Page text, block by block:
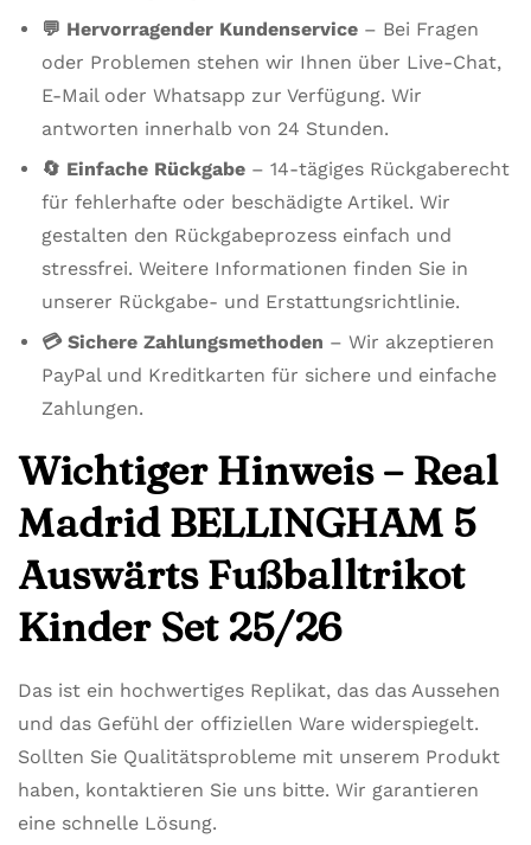
💬 Hervorragender Kundenservice – Bei Fragen
oder Problemen stehen wir Ihnen über Live-Chat,
E-Mail oder Whatsapp zur Verfügung. Wir
antworten innerhalb von 24 Stunden.
🔄 Einfache Rückgabe – 14-tägiges Rückgaberecht
für fehlerhafte oder beschädigte Artikel. Wir
gestalten den Rückgabeprozess einfach und
stressfrei. Weitere Informationen finden Sie in
unserer Rückgabe- und Erstattungsrichtlinie.
💳 Sichere Zahlungsmethoden – Wir akzeptieren
PayPal und Kreditkarten für sichere und einfache
Zahlungen.
Wichtiger Hinweis – Real
Madrid BELLINGHAM 5
Auswärts Fußballtrikot
Kinder Set 25/26
Das ist ein hochwertiges Replikat, das das Aussehen
und das Gefühl der offiziellen Ware widerspiegelt.
Sollten Sie Qualitätsprobleme mit unserem Produkt
haben, kontaktieren Sie uns bitte. Wir garantieren
eine schnelle Lösung.